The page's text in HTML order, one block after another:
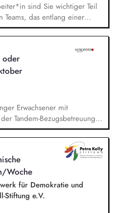
sind Sie wichtiger Teil
das entlang einer
soziale Innovation
die Geschäftsführung bei der
und entwickeln dabei
der Stiftung weiter. Sie
in
entlang unserer
Erwachsener mit
Tandem-Bezugsbetreuung •
und Elterngesprächen •
Hilfeplanungs- und
Zusammenarbeit mit
und weiteren
des Gruppenalltags •
Woche
für Demokratie und
Stiftung e.V.